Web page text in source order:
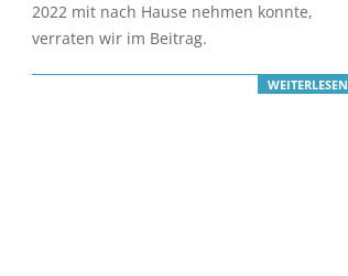
2022 mit nach Hause nehmen konnte,
verraten wir im Beitrag.
WEITERLESEN